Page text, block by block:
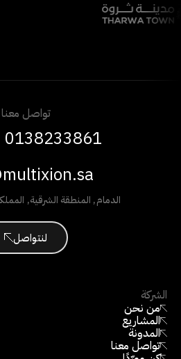
الشركة
من نحن
المشاريع
المدونة
تواصل معنا
تواصل معنا
0138233861
الدمام, المنطقة الشرقية,
لنتواصل